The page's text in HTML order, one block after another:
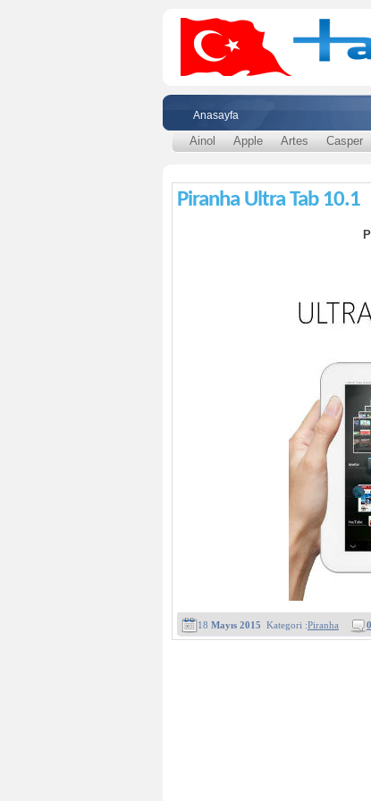
Anasayfa
Ainol Apple Artes Casper
Piranha Ultra Tab 10.1
18 Mayıs 2015 Kategori :Piranha 0